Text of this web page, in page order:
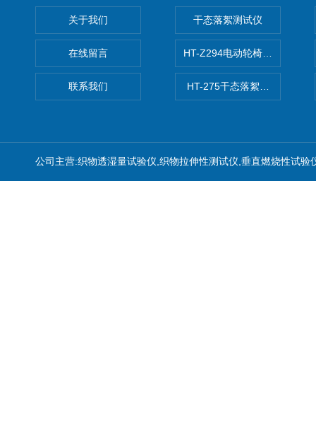
关于我们
在线留言
联系我们
干态落絮测试仪
HT-Z294电动轮椅车耗电量测
HT-275干态落絮测试仪
公司主营:织物透湿量试验仪,织物拉伸性测试仪,垂直燃烧性试验